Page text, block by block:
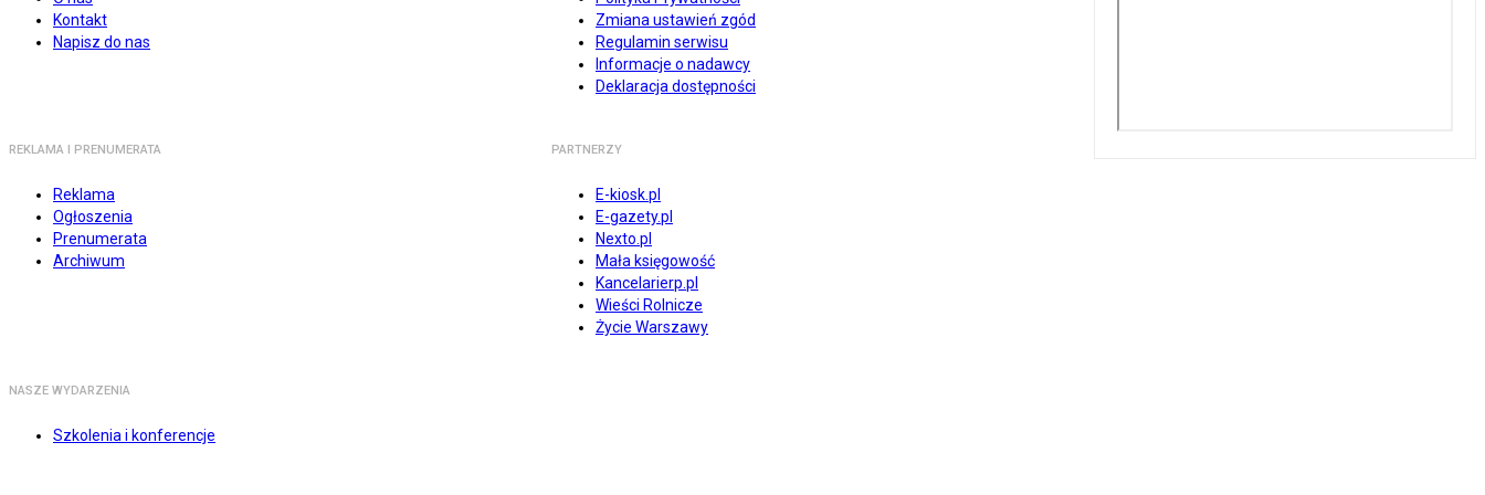
Kontakt
Napisz do nas
Zmiana ustawień zgód
Regulamin serwisu
Informacje o nadawcy
Deklaracja dostępności
REKLAMA I PRENUMERATA
Reklama
Ogłoszenia
Prenumerata
Archiwum
PARTNERZY
E-kiosk.pl
E-gazety.pl
Nexto.pl
Mała księgowość
Kancelarierp.pl
Wieści Rolnicze
Życie Warszawy
NASZE WYDARZENIA
Szkolenia i konferencje